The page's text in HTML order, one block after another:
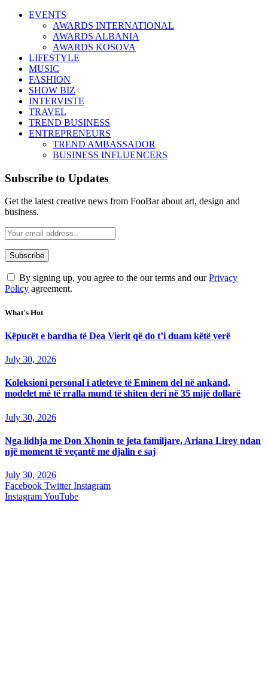
EVENTS
AWARDS INTERNATIONAL
AWARDS ALBANIA
AWARDS KOSOVA
LIFESTYLE
MUSIC
FASHION
SHOW BIZ
INTERVISTE
TRAVEL
TREND BUSINESS
ENTREPRENEURS
TREND AMBASSADOR
BUSINESS INFLUENCERS
Subscribe to Updates
Get the latest creative news from FooBar about art, design and
business.
By signing up, you agree to the our terms and ourPrivacy
Policy agreement.
What's Hot
Këpucët e bardha të Dea Vierit që do t’i duam këtë verë
July 30, 2026
Koleksioni personal i atleteve të Eminem del në ankand,
modelet më të rralla mund të shiten deri në 35 mijë dollarë
July 30, 2026
Nga lidhja me Don Xhonin te jeta familjare, Ariana Lirey ndan
një moment të veçantë me djalin e saj
July 30, 2026
Facebook Twitter Instagram
InstagramYouTube